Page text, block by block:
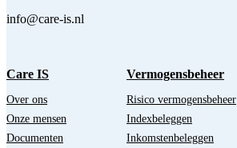
info@care-is.nl
Care IS
Over ons
Onze mensen
Documenten
Vermogensbeheer
Risico vermogensbeheer
Indexbeleggen
Inkomstenbeleggen